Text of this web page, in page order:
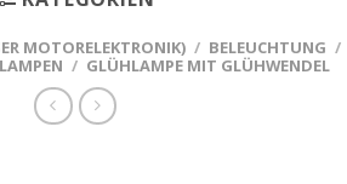
MOTORELEKTRONIK) / BELEUCHTUNG /
/ GLÜHLAMPE MIT GLÜHWENDEL